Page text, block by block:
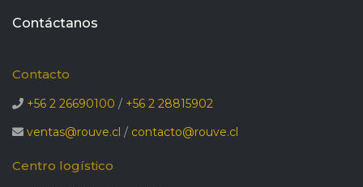
Contáctanos
Contacto
+56 2 26690100 / +56 2 28815902
ventas@rouve.cl / contacto@rouve.cl
Centro logístico